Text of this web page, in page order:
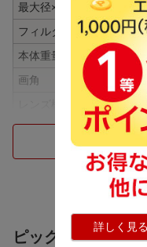
詳しく見る
最大径×全長
フィルター径
取
本体重量
約
画角
8
最小絞り
6枚
固
ピックアップ商品